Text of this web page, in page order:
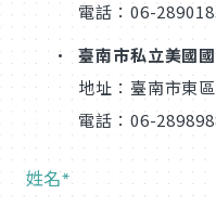
電話：06-
臺南市私立美國
地址：臺南市東
電話：06-
姓名*